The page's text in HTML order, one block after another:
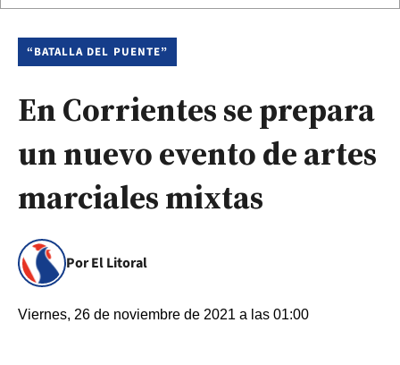
“BATALLA DEL PUENTE”
En Corrientes se prepara
un nuevo evento de artes
marciales mixtas
Por El Litoral
Viernes, 26 de noviembre de 2021 a las 01:00